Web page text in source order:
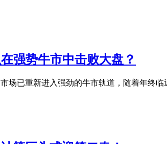
强势牛市中击败大盘？
场已重新进入强劲的牛市轨道，随着年终